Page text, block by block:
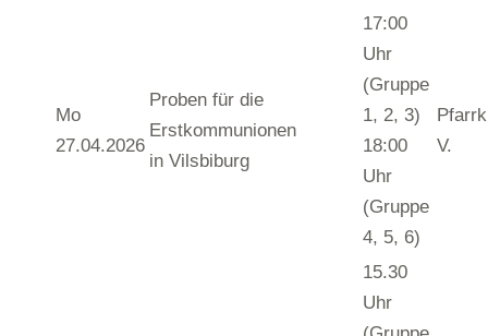
Mo
27.04.2026
Proben für die
Erstkommunionen
in Vilsbiburg
17:00
Uhr
(Gruppe
1, 2, 3)
18:00
Uhr
(Gruppe
4, 5, 6)
V.
15.30
Uhr